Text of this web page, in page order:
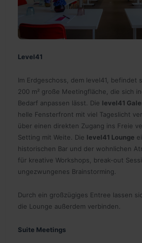
Level41
Im Erdgeschoss, dem level41, befindet
200 m² große Meetingfläche, die sich
Bedarf anpassen lässt. Die level41
helle Fensterfront mit viel Tageslicht
über einen direkten Zugang ins Freie
Setting mit Weite. Die level41 Lounge
historischen Bar und der wohnlichen
für kreative Workshops, break-out
ungezwungenes Brainstorming.
Durch ein großzügiges Entree lassen
die Lounge außerdem verbinden.
Suite Meetings